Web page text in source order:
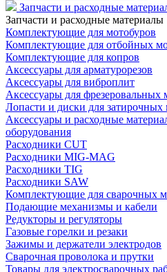
Запчасти и расходные
Запчасти и расходные материалы
Комплектующие для мотобуров
Комплектующие для отбойных
Комплектующие для копров
Аксессуары для арматурорезов
Аксессуары для виброплит
Аксессуары для фрезеровальных
Лопасти и диски для
Аксессуары и расходные
оборудования
Расходники CUT
Расходники MIG-MAG
Расходники TIG
Расходники SAW
Комплектующие для сварочных
Подающие механизмы и кабели
Редукторы и регуляторы
Газовые горелки и резаки
Зажимы и держатели электродов
Сварочная проволока и прутки
Товары для электросварочных